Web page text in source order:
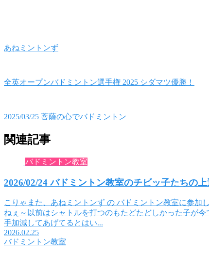
あねミントンず
全英オープンバドミントン選手権 2025 シダマツ優勝！
2025/03/25 菩薩の心でバドミントン
関連記事
バドミントン教室
2026/02/24 バドミントン教室のチビッ子たちの上
こりゃまた、あねミントンず の バドミントン教室に参加
ねぇ～以前はシャトルを打つのもたどたどしかった子が
手加減してあげてるとはい...
2026.02.25
バドミントン教室